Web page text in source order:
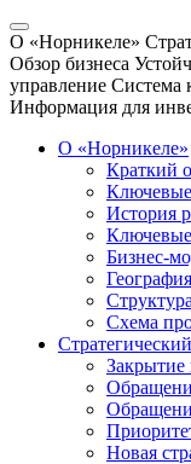
О «Норникеле»
Обзор бизнеса
управление Система
Информация для
О «Норникеле»
Краткий
Ключевые
История
Бизнес-
Схема
Закрытие
Новая